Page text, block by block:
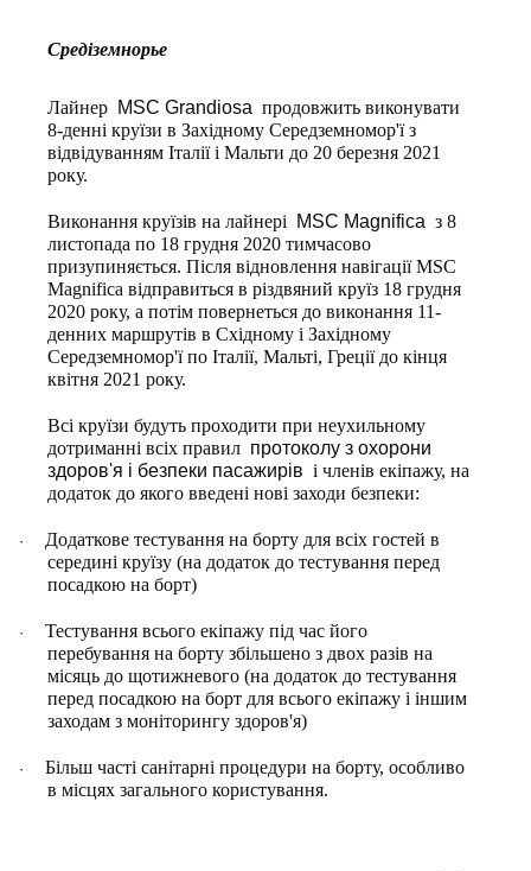
Средіземнорье
Лайнер MSC Grandiosa продовжить виконувати
8-денні круїзи в Західному Середземномор'ї з
відвідуванням Італії і Мальти до 20 березня 2021
року.
Виконання круїзів на лайнері MSC Magnifica з 8
листопада по 18 грудня 2020 тимчасово
призупиняється. Після відновлення навігації MSC
Magnifica відправиться в різдвяний круїз 18 грудня
2020 року, а потім повернеться до виконання 11-
денних маршрутів в Східному і Західному
Середземномор'ї по Італії, Мальті, Греції до кінця
квітня 2021 року.
Всі круїзи будуть проходити при неухильному
дотриманні всіх правил протоколу з охорони
здоров'я і безпеки пасажирів і членів екіпажу, на
додаток до якого введені нові заходи безпеки:
·
Додаткове тестування на борту для всіх гостей в
середині круїзу (на додаток до тестування перед
посадкою на борт)
·
Тестування всього екіпажу під час його
перебування на борту збільшено з двох разів на
місяць до щотижневого (на додаток до тестування
перед посадкою на борт для всього екіпажу і іншим
заходам з моніторингу здоров'я)
·
Більш часті санітарні процедури на борту, особливо
в місцях загального користування.